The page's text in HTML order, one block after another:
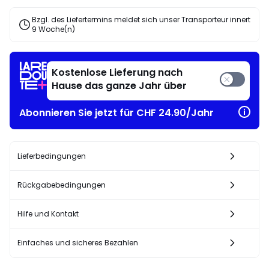
Bzgl. des Liefertermins meldet sich unser Transporteur innert
9 Woche(n)
Kostenlose Lieferung nach
Hause das ganze Jahr über
Abonnieren Sie jetzt für CHF 24.90/Jahr
Lieferbedingungen
Rückgabebedingungen
Hilfe und Kontakt
Einfaches und sicheres Bezahlen